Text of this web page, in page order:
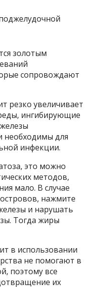
золотым
сопровождают
резко увеличивает
ингибирующие
необходимы для
инфекции.
это можно
методов,
мало. В случае
нажмите
и нарушать
Тогда жиры
в использовании
не помогают в
поэтому все
их